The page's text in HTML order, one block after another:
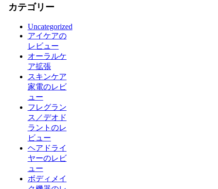
カテゴリー
Uncategorized
アイケアの
レビュー
オーラルケ
ア拡張
スキンケア
家電のレビ
ュー
フレグラン
ス／デオド
ラントのレ
ビュー
ヘアドライ
ヤーのレビ
ュー
ボディメイ